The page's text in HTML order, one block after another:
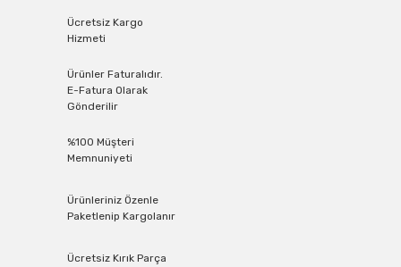
Ücretsiz Kargo
Hizmeti
Ürünler Faturalıdır.
E-Fatura Olarak
Gönderilir
%100 Müşteri
Memnuniyeti
Ürünleriniz Özenle
Paketlenip Kargolanır
Ücretsiz Kırık Parça